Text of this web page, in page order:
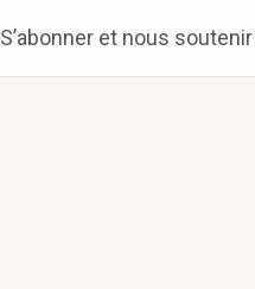
S’abonner et nous soutenir